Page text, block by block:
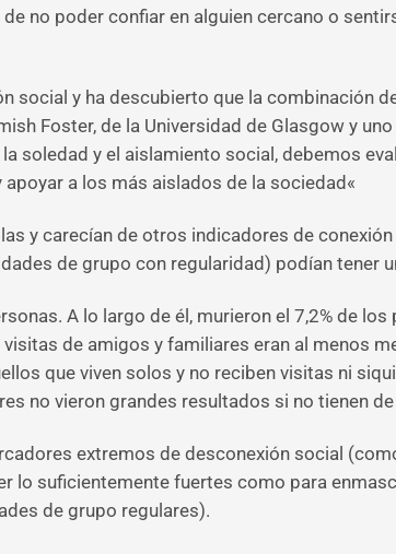
no poder confiar en alguien cercano o
social y ha descubierto que la combinación
Foster, de la Universidad de Glasgow y
soledad y el aislamiento social, debemos
a los más aislados de la sociedad«
y carecían de otros indicadores de
de grupo con regularidad) podían tener
A lo largo de él, murieron el 7,2% de
de amigos y familiares eran al menos
que viven solos y no reciben visitas ni
no vieron grandes resultados si no tienen
extremos de desconexión social
lo suficientemente fuertes como para
de grupo regulares).